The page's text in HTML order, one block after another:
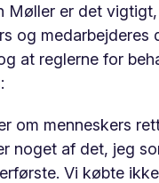
Møller er det
og medarbejderes
at reglerne for
om menneskers
noget af det, jeg
Vi købte